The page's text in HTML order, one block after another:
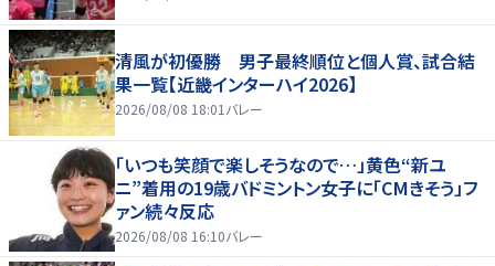
清風が初優勝 男子最終順位と個人賞、試合結
果一覧【近畿インターハイ2026】
2026/08/08 18:01 バレー
「いつも笑顔で楽しそうなので…」黄色“新ユ
ニ”着用の19歳バドミントン女子に「CMきそう」フ
ァン続々反応
2026/08/08 16:10バレー